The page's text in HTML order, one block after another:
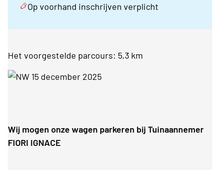
Op voorhand inschrijven verplicht
Het voorgestelde parcours: 5,3 km
Wij mogen onze wagen parkeren bij Tuinaannemer
FIORI IGNACE